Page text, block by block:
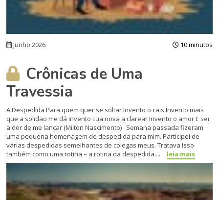
Junho 2026 10 minutos
Crônicas de Uma
Travessia
A Despedida Para quem quer se soltar Invento o cais Invento mais
que a solidão me dá Invento Lua nova a clarear Invento o amor E sei
a dor de me lançar (Milton Nascimento) Semana passada fizeram
uma pequena homenagem de despedida para mim. Participei de
várias despedidas semelhantes de colegas meus. Tratava isso
também como uma rotina – a rotina da despedida....
leia mais